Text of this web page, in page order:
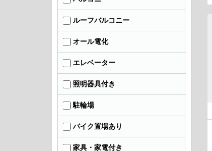
ルーフバルコニー
オール電化
エレベーター
照明器具付き
駐輪場
バイク置場あり
家具・家電付き